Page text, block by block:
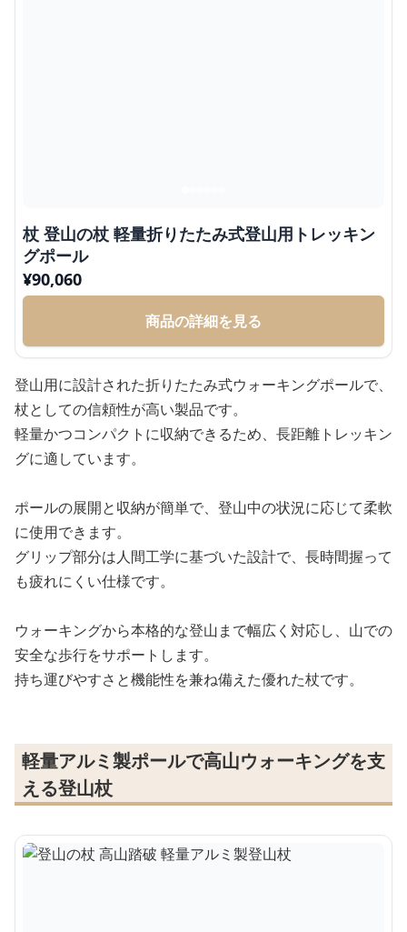
杖 登山の杖 軽量折りたたみ式登山用トレッキン
グポール
¥90,060
商品の詳細を見る
登山用に設計された折りたたみ式ウォーキングポールで、
杖としての信頼性が高い製品です。
軽量かつコンパクトに収納できるため、長距離トレッキン
グに適しています。
ポールの展開と収納が簡単で、登山中の状況に応じて柔軟
に使用できます。
グリップ部分は人間工学に基づいた設計で、長時間握って
も疲れにくい仕様です。
ウォーキングから本格的な登山まで幅広く対応し、山での
安全な歩行をサポートします。
持ち運びやすさと機能性を兼ね備えた優れた杖です。
軽量アルミ製ポールで高山ウォーキングを支
える登山杖